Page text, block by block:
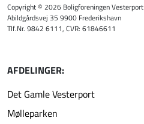
Copyright © 2026 Boligforeningen Vesterport
Abildgårdsvej 35 9900 Frederikshavn
Tlf.Nr. 9842 6111, CVR: 61846611
AFDELINGER:
Det Gamle Vesterport
Mølleparken